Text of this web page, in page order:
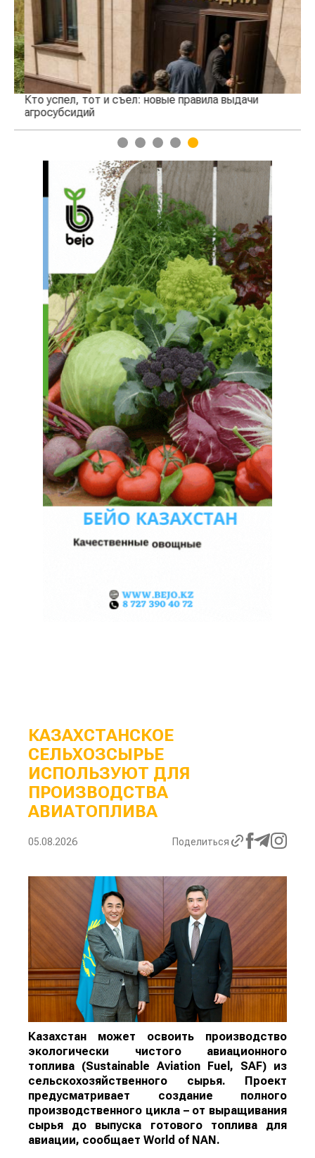
Кто успел, тот и съел: новые правила выдачи
агросубсидий
1 2 3 4 5
КАЗАХСТАНСКОЕ
СЕЛЬХОЗСЫРЬЕ
ИСПОЛЬЗУЮТ ДЛЯ
ПРОИЗВОДСТВА
АВИАТОПЛИВА
05.08.2026 Поделиться
Казахстан может освоить производство
экологически чистого авиационного
топлива (Sustainable Aviation Fuel, SAF) из
сельскохозяйственного сырья. Проект
предусматривает создание полного
производственного цикла – от выращивания
сырья до выпуска готового топлива для
авиации, сообщает World of NAN.